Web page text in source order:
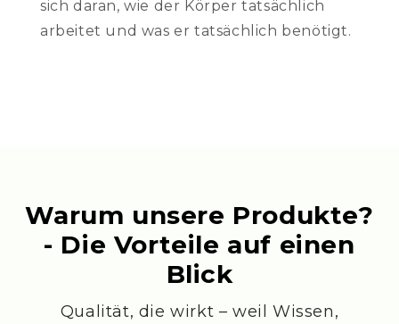
sich daran, wie der Körper tatsächlich
arbeitet und was er tatsächlich benötigt.
Warum unsere Produkte?
- Die Vorteile auf einen
Blick
Qualität, die wirkt – weil Wissen,